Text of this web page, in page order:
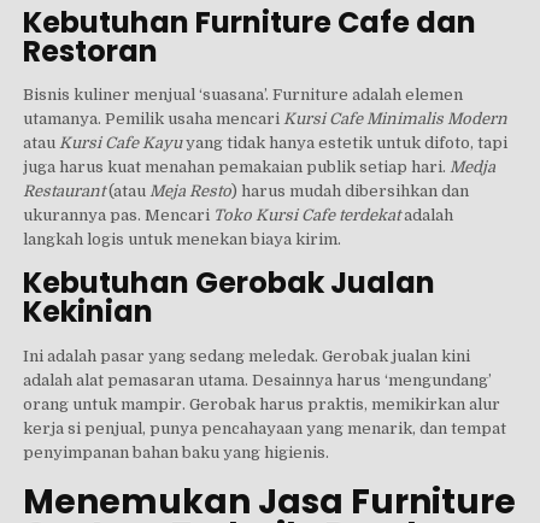
Kebutuhan Furniture Cafe dan
Restoran
Bisnis kuliner menjual ‘suasana’. Furniture adalah elemen
utamanya. Pemilik usaha mencariKursi Cafe Minimalis Modern
atauKursi Cafe Kayuyang tidak hanya estetik untuk difoto, tapi
juga harus kuat menahan pemakaian publik setiap hari.Medja
Restaurant(atauMeja Resto) harus mudah dibersihkan dan
ukurannya pas. Mencari Toko Kursi Cafe terdekatadalah
langkah logis untuk menekan biaya kirim.
Kebutuhan Gerobak Jualan
Kekinian
Ini adalah pasar yang sedang meledak. Gerobak jualan kini
adalah alat pemasaran utama. Desainnya harus ‘mengundang’
orang untuk mampir. Gerobak harus praktis, memikirkan alur
kerja si penjual, punya pencahayaan yang menarik, dan tempat
penyimpanan bahan baku yang higienis.
Menemukan Jasa Furniture